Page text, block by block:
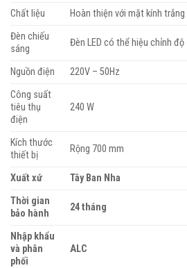
Chất liệu
Hoàn thiện với mặt kính
Đèn chiếu
sáng
Đèn LED có thể hiệu chỉnh độ
Nguồn điện
220V – 50Hz
Công suất
tiêu thụ
điện
240 W
Kích thước
thiết bị
Rộng 700 mm
Xuất xứ
Tây Ban Nha
Thời gian
bảo hành
24 tháng
Nhập khẩu
và phân
phối
ALC